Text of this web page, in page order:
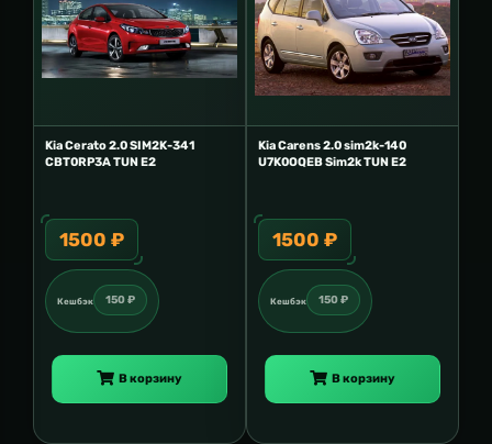
Kia Cerato 2.0 SIM2K-341
CBT0RP3A TUN E2
1500 ₽
Кешбэк 150 ₽
В корзину
Kia Carens 2.0 sim2k-140
U7K0OQEB Sim2k TUN E2
1500 ₽
Кешбэк 150 ₽
В корзину